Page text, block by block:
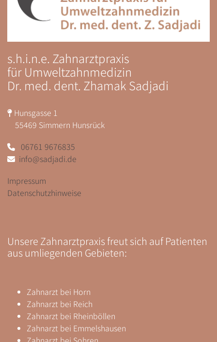
s.h.i.n.e. Zahnarztpraxis
für Umweltzahnmedizin
Dr. med. dent. Zhamak Sadjadi
 Hunsgasse 1
55469 Simmern Hunsrück
 06761 9676835
 info@sadjadi.de
Impressum
Datenschutzhinweise
Unsere Zahnarztpraxis freut sich auf Patienten
aus umliegenden Gebieten:
Zahnarzt bei Horn
Zahnarzt bei Reich
Zahnarzt bei Rheinböllen
Zahnarzt bei Emmelshausen